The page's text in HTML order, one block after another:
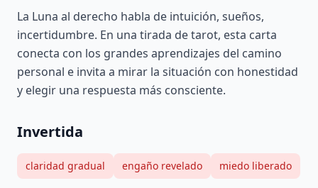
La Luna al derecho habla de intuición, sueños,
incertidumbre. En una tirada de tarot, esta carta
conecta con los grandes aprendizajes del camino
personal e invita a mirar la situación con honestidad
y elegir una respuesta más consciente.
Invertida
claridad gradual engaño revelado miedo liberado